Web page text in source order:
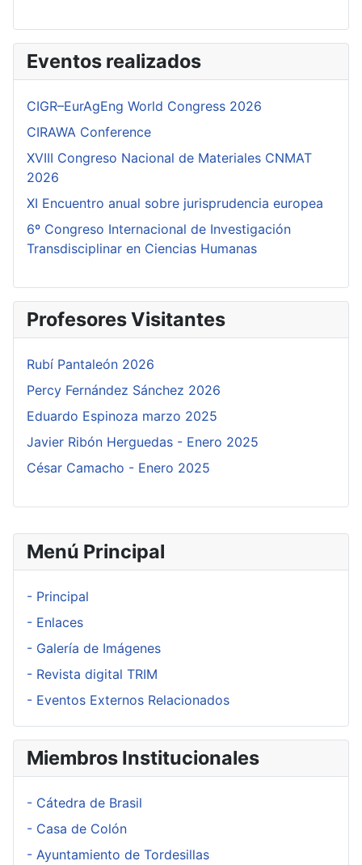
Menú Principal
- Principal
- Enlaces
- Galería de Imágenes
- Revista digital TRIM
- Eventos Externos Relacionados
Miembros Institucionales
- Cátedra de Brasil
- Casa de Colón
- Ayuntamiento de Tordesillas
Eventos realizados
CIGR–EurAgEng World Congress 2026
CIRAWA Conference
XVIII Congreso Nacional de Materiales CNMAT
2026
XI Encuentro anual sobre jurisprudencia europea
6º Congreso Internacional de Investigación
Transdisciplinar en Ciencias Humanas
Profesores Visitantes
Rubí Pantaleón 2026
Percy Fernández Sánchez 2026
Eduardo Espinoza marzo 2025
Javier Ribón Herguedas - Enero 2025
César Camacho - Enero 2025